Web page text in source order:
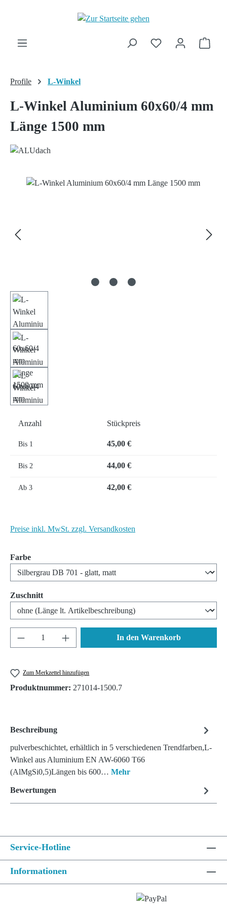
Zum Hauptinhalt springen
Profile L-Winkel
L-Winkel Aluminium 60x60/4 mm
Länge 1500 mm
Bildergalerie überspringen
Anzahl Stückpreis
Bis 1 45,00 €
Bis 2 44,00 €
Ab 3 42,00 €
Preise inkl. MwSt. zzgl. Versandkosten
Farbeauswählen
Zuschnittauswählen
Produkt Anzahl: Gib den gewünschten Wert
In den Warenkorb
Zum Merkzettel hinzufügen
Produktnummer: 271014-1500.7
Beschreibung
pulverbeschichtet, erhältlich in 5 verschiedenen Trendfarben,L-
Winkel aus Aluminium EN AW-6060 T66
(AlMgSi0,5)Längen bis 600… Mehr
Bewertungen
Service-Hotline
Informationen